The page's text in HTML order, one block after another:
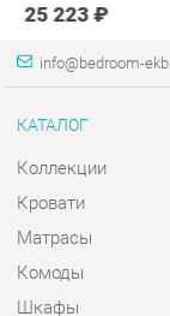
Кровати
Зеркала
Столы
Мягкая мебель
Комплектующие